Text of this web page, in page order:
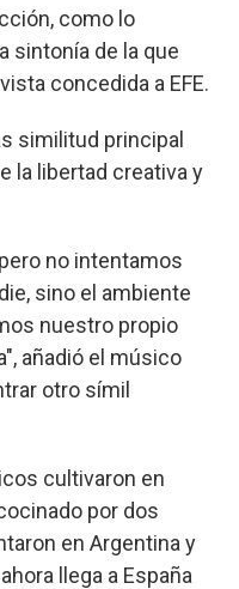
como lo
sintonía de la que
concedida a EFE.
similitud principal
la libertad creativa y
no intentamos
sino el ambiente
nuestro propio
añadió el músico
otro símil
cultivaron en
por dos
en Argentina y
llega a España